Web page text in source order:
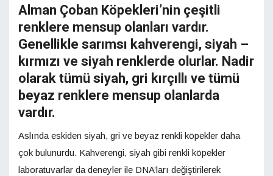
Alman Çoban Köpekleri’nin çeşitli
renklere mensup olanları vardır.
Genellikle sarımsı kahverengi, siyah –
kırmızı ve siyah renklerde olurlar. Nadir
olarak tümü siyah, gri kırçıllı ve tümü
beyaz renklere mensup olanlarda
vardır.
Aslında eskiden siyah, gri ve beyaz renkli köpekler daha
çok bulunurdu. Kahverengi, siyah gibi renkli köpekler
laboratuvarlar da deneyler ile DNA’ları değiştirilerek